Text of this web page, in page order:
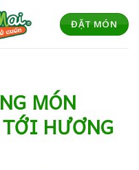
ĐẶT MÓN
MÓN
HƯƠNG